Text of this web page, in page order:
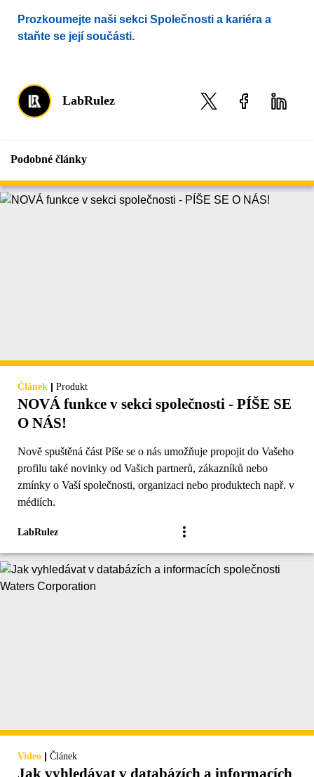
Prozkoumejte naši sekci Společnosti a kariéra a
staňte se její součásti.
LabRulez
Podobné články
Článek | Produkt
NOVÁ funkce v sekci společnosti - PÍŠE SE
O NÁS!
Nově spuštěná část Píše se o nás umožňuje propojit do Vašeho
profilu také novinky od Vašich partnerů, zákazníků nebo
zmínky o Vaší společnosti, organizaci nebo produktech např. v
médiích.
LabRulez
Video | Článek
Jak vyhledávat v databázích a informacích